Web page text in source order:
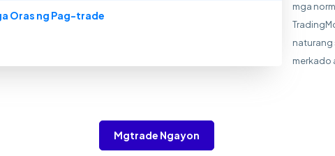
Oras ng Pag-trade
mga
naturang
merkado
Mgtrade Ngayon